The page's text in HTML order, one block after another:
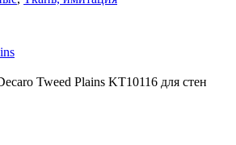
Tweed Plains KT10116 для стен